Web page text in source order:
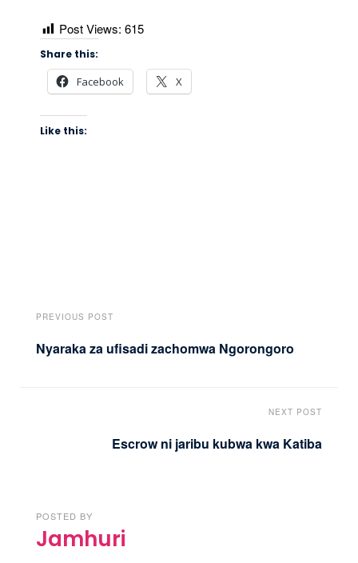
Post Views: 615
Share this:
Facebook X
Like this:
PREVIOUS POST
Nyaraka za ufisadi zachomwa Ngorongoro
NEXT POST
Escrow ni jaribu kubwa kwa Katiba
POSTED BY
Jamhuri